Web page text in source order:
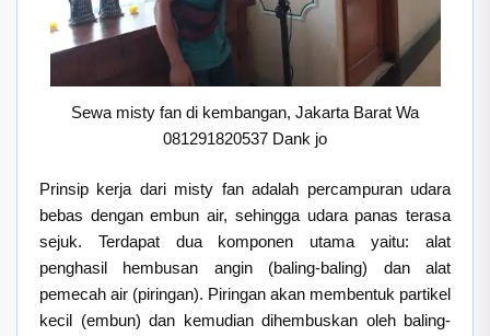
Sewa misty fan di kembangan, Jakarta Barat Wa
081291820537 Dank jo
Prinsip kerja dari misty fan adalah percampuran udara
bebas dengan embun air, sehingga udara panas terasa
sejuk. Terdapat dua komponen utama yaitu: alat
penghasil hembusan angin (baling-baling) dan alat
pemecah air (piringan). Piringan akan membentuk partikel
kecil (embun) dan kemudian dihembuskan oleh baling-